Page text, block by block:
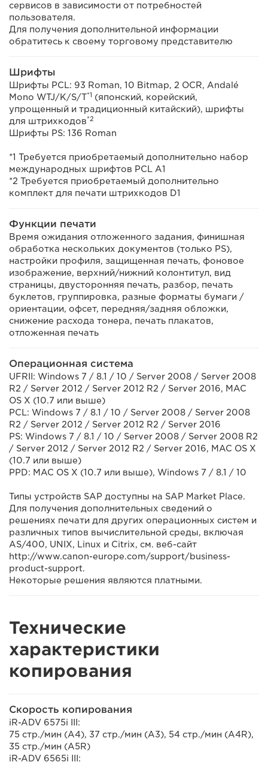
сервисов в зависимости от потребностей
пользователя.
Для получения дополнительной информации
обратитесь к своему торговому представителю
Шрифты
Шрифты PCL: 93 Roman, 10 Bitmap, 2 OCR, Andalé
Mono WTJ/K/S/T*1 (японский, корейский,
упрощенный и традиционный китайский), шрифты
для штрихкодов*2
Шрифты PS: 136 Roman
*1 Требуется приобретаемый дополнительно набор
международных шрифтов PCL A1
*2 Требуется приобретаемый дополнительно
комплект для печати штрихкодов D1
Функции печати
Время ожидания отложенного задания, финишная
обработка нескольких документов (только PS),
настройки профиля, защищенная печать, фоновое
изображение, верхний/нижний колонтитул, вид
страницы, двусторонняя печать, разбор, печать
буклетов, группировка, разные форматы бумаги /
ориентации, офсет, передняя/задняя обложки,
снижение расхода тонера, печать плакатов,
отложенная печать
Операционная система
UFRII: Windows 7 / 8.1 / 10 / Server 2008 / Server 2008
R2 / Server 2012 / Server 2012 R2 / Server 2016, MAC
OS X (10.7 или выше)
PCL: Windows 7 / 8.1 / 10 / Server 2008 / Server 2008
R2 / Server 2012 / Server 2012 R2 / Server 2016
PS: Windows 7 / 8.1 / 10 / Server 2008 / Server 2008 R2
/ Server 2012 / Server 2012 R2 / Server 2016, MAC OS X
(10.7 или выше)
PPD: MAC OS X (10.7 или выше), Windows 7 / 8.1 / 10
Типы устройств SAP доступны на SAP Market Place.
Для получения дополнительных сведений о
решениях печати для других операционных систем и
различных типов вычислительной среды, включая
AS/400, UNIX, Linux и Citrix, см. веб-сайт
http://www.canon-europe.com/support/business-
product-support.
Некоторые решения являются платными.
Технические
характеристики
копирования
Скорость копирования
iR-ADV 6575i III:
75 стр./мин (A4), 37 стр./мин (A3), 54 стр./мин (A4R),
35 стр./мин (A5R)
iR-ADV 6565i III: